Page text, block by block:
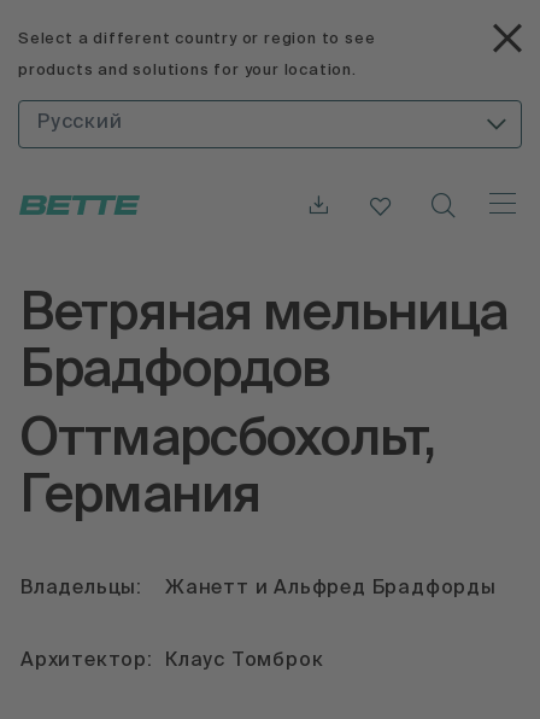
Select a different country or region to see
products and solutions for your location.
Русский
Ветряная мельница
Брадфордов
Оттмарсбохольт,
Германия
Владельцы: Жанетт и Альфред Брадфорды
Архитектор: Клаус Томброк